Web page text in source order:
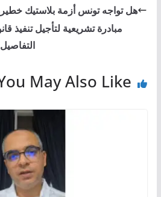
هل تواجه تونس أزمة بلاستيك
مبادرة تشريعية لتأجيل تنفيذ
May Also Like